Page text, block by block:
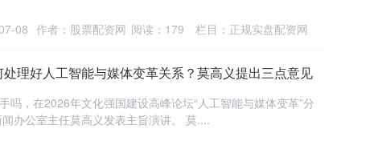
08 作者：股票配资网 阅读： 179 栏目： 正规实盘配资网
理好人工智能与媒体变革关系？莫高义提出三点意见
吗，在2026年文化强国建设高峰论坛“人工智能与媒体变革”分
办公室主任莫高义发表主旨演讲。 莫....